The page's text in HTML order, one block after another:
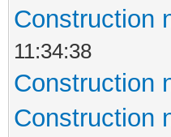
Construction
11:34:38
Construction
Construction